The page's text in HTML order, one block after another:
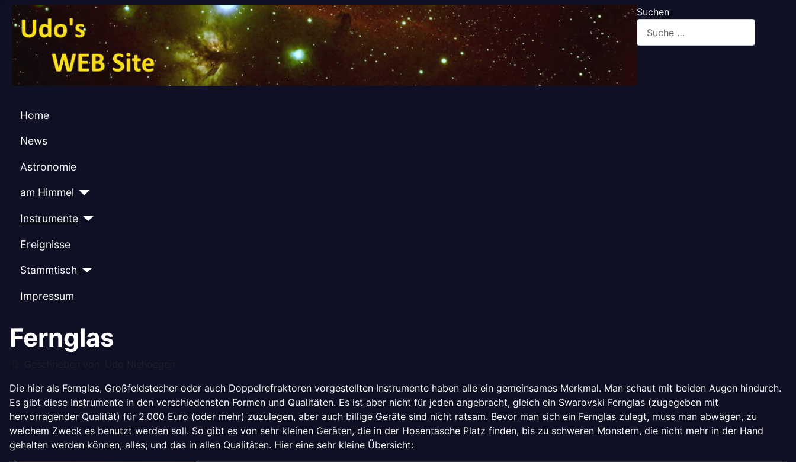
Suchen
Home
News
Astronomie
am Himmel
Instrumente
Ereignisse
Stammtisch
Impressum
Fernglas
Die hier als Fernglas, Großfeldstecher oder auch Doppelrefraktoren vorgestellten Instrumente haben alle ein gemeinsames Merkmal. Man schaut mit beiden Augen hindurch.
Es gibt diese Instrumente in den verschiedensten Formen und Qualitäten. Es ist aber nicht für jeden angebracht, gleich ein Swarovski Fernglas (zugegeben mit
hervorragender Qualität) für 2.000 Euro (oder mehr) zuzulegen, aber auch billige Geräte sind nicht ratsam. Bevor man sich ein Fernglas zulegt, muss man abwägen, zu
welchem Zweck es benutzt werden soll. So gibt es von sehr kleinen Geräten, die in der Hosentasche Platz finden, bis zu schweren Monstern, die nicht mehr in der Hand
gehalten werden können, alles; und das in allen Qualitäten. Hier eine sehr kleine Übersicht: